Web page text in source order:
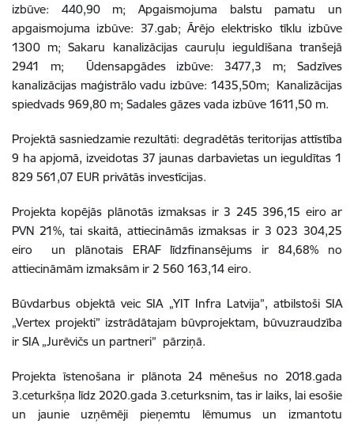
izbūve: 440,90 m; Apgaismojuma balstu pamatu un
apgaismojuma izbūve: 37.gab; Ārējo elektrisko tīklu izbūve
1300 m; Sakaru kanalizācijas cauruļu ieguldīšana tranšejā
2941 m; Ūdensapgādes izbūve: 3477,3 m; Sadzīves
kanalizācijas maģistrālo vadu izbūve: 1435,50m; Kanalizācijas
spiedvads 969,80 m; Sadales gāzes vada izbūve 1611,50 m.
Projektā sasniedzamie rezultāti: degradētās teritorijas attīstība
9 ha apjomā, izveidotas 37 jaunas darbavietas un ieguldītas 1
829 561,07 EUR privātās investīcijas.
Projekta kopējās plānotās izmaksas ir 3 245 396,15 eiro ar
PVN 21%, tai skaitā, attiecināmās izmaksas ir 3 023 304,25
eiro un plānotais ERAF līdzfinansējums ir 84,68% no
attiecināmām izmaksām ir 2 560 163,14 eiro.
Būvdarbus objektā veic SIA „YIT Infra Latvija”, atbilstoši SIA
„Vertex projekti” izstrādātajam būvprojektam, būvuzraudzība
ir SIA „Jurēvičs un partneri” pārziņā.
Projekta īstenošana ir plānota 24 mēnešus no 2018.gada
3.ceturkšņa līdz 2020.gada 3.ceturksnim, tas ir laiks, lai esošie
un jaunie uzņēmēji pieņemtu lēmumus un izmantotu